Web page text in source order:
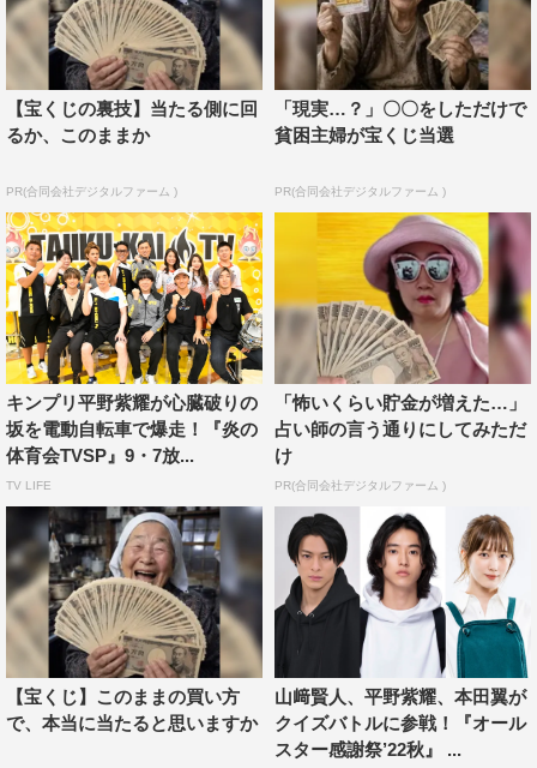
室に現れたのは、1年生で転校してきたばかりの皆川いの
り（今田美桜）だった。いのりが手にして本もホラー小説
で、趣味の合う2人はたびたび図書室で会うようになる。
ある日、いのりが教室で本を読んでいると、そこに先輩
の女子3人組が現れ、「まなと君に近づいたら、ただじゃ
おかない」と言われ、その日以来、いのりは図書室に行く
ことをやめてしまう。
ある日の登校途中、最近図書室に来なくなったいのりを
心配して声をかけてきたまなと。「勉強が忙しくて…」と
言い訳するいのりに「勉強の合間にでも読んでよ」と最近
読んで面白かったという本を笑顔で渡し、行ってしまう。
その時、いのりは自分の気持ちに気付き、素直になろうと
決意するのだが…。
【宝くじの裏技】当たる側に回
るか、このままか
PR(合同会社デジタルファーム )
「現実…？」〇〇をしただけで
貧困主婦が宝くじ当選
PR(合同会社デジタルファーム )
キンプリ平野紫耀が心臓破りの
坂を電動自転車で爆走！『炎の
体育会TVSP』9・7放...
TV LIFE
「怖いくらい貯金が増えた…」
占い師の言う通りにしてみただ
け
PR(合同会社デジタルファーム )
【宝くじ】このままの買い方
で、本当に当たると思いますか
山﨑賢人、平野紫耀、本田翼が
クイズバトルに参戦！『オール
スター感謝祭’22秋』 ...